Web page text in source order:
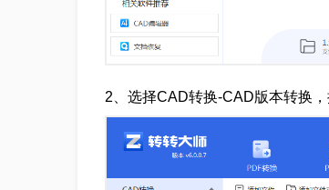
2、选择CAD转换-CAD版本转换